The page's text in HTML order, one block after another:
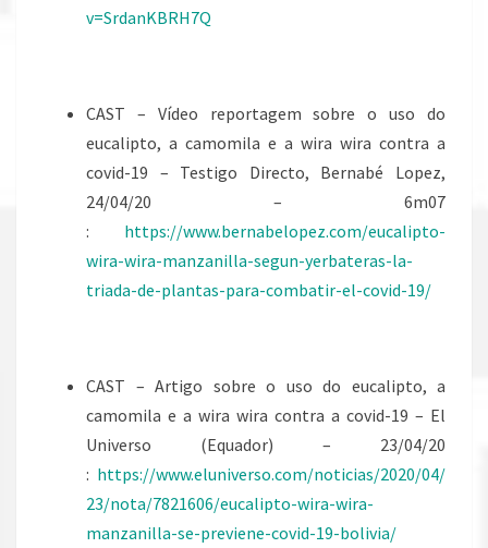
v=SrdanKBRH7Q
CAST – Vídeo reportagem sobre o uso do
eucalipto, a camomila e a wira wira contra a
covid-19 – Testigo Directo, Bernabé Lopez,
24/04/20 – 6m07
: https://www.bernabelopez.com/eucalipto-
wira-wira-manzanilla-segun-yerbateras-la-
triada-de-plantas-para-combatir-el-covid-19/
CAST – Artigo sobre o uso do eucalipto, a
camomila e a wira wira contra a covid-19 – El
Universo (Equador) – 23/04/20
: https://www.eluniverso.com/noticias/2020/04/
23/nota/7821606/eucalipto-wira-wira-
manzanilla-se-previene-covid-19-bolivia/